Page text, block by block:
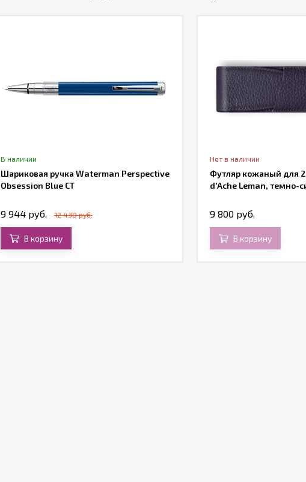
В наличии
Шариковая ручка Waterman Perspective
Obsession Blue CT
9 944 руб. 12 430 руб.
В корзину
Нет в наличии
Футляр кожаный для
d'Ache Leman, темно-
9 800 руб.
В корзину